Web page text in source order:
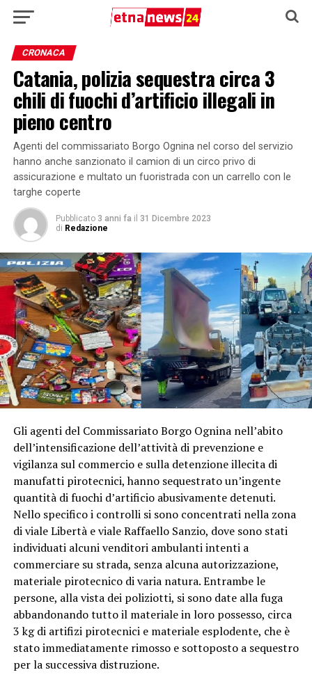
CRONACA
Catania, polizia sequestra circa 3
chili di fuochi d’artificio illegali in
pieno centro
Agenti del commissariato Borgo Ognina nel corso del servizio
hanno anche sanzionato il camion di un circo privo di
assicurazione e multato un fuoristrada con un carrello con le
targhe coperte
Pubblicato 3 anni fa il 31 Dicembre 2023
di Redazione
Gli agenti del Commissariato Borgo Ognina nell’abito
dell’intensificazione dell’attività di prevenzione e
vigilanza sul commercio e sulla detenzione illecita di
manufatti pirotecnici, hanno sequestrato un’ingente
quantità di fuochi d’artificio abusivamente detenuti.
Nello specifico i controlli si sono concentrati nella zona
di viale Libertà e viale Raffaello Sanzio, dove sono stati
individuati alcuni venditori ambulanti intenti a
commerciare su strada, senza alcuna autorizzazione,
materiale pirotecnico di varia natura. Entrambe le
persone, alla vista dei poliziotti, si sono date alla fuga
abbandonando tutto il materiale in loro possesso, circa
3 kg di artifizi pirotecnici e materiale esplodente, che è
stato immediatamente rimosso e sottoposto a sequestro
per la successiva distruzione.